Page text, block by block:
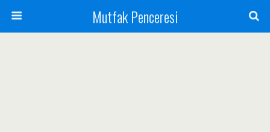
Mutfak Penceresi